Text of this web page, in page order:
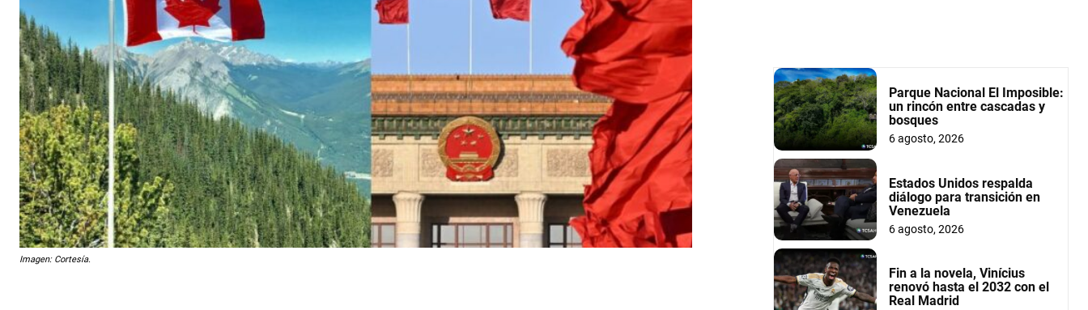
Imagen: Cortesía.
Parque Nacional El Imposible:
un rincón entre cascadas y
bosques
6 agosto, 2026
Estados Unidos respalda
diálogo para transición en
Venezuela
6 agosto, 2026
Fin a la novela, Vinícius
renovó hasta el 2032 con el
Real Madrid